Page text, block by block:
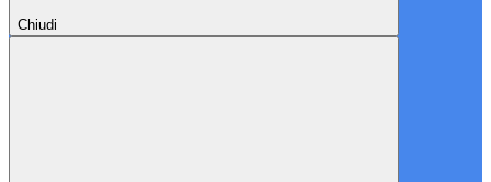
Chiudi